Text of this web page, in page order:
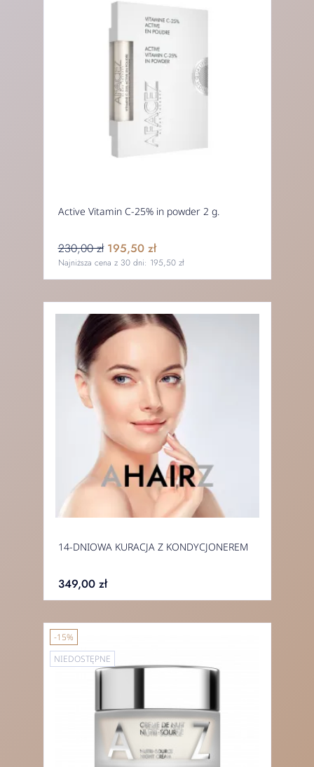
Active Vitamin C-25% in powder 2 g.
230,00 zł 195,50 zł
Najniższa cena z 30 dni: 195,50 zł
14-DNIOWA KURACJA Z KONDYCJONEREM
349,00 zł
-15%
NIEDOSTĘPNE